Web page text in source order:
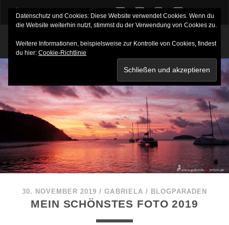
twitterfacebookinstagram
youtube
30. NOVEMBER 2019 /GABRIELA / BLOGPARADEN
MEIN SCHÖNSTES FOTO 2019
Datenschutz und Cookies: Diese Website verwendet Cookies. Wenn du
die Website weiterhin nutzt, stimmst du der Verwendung von Cookies zu.
Weitere Informationen, beispielsweise zur Kontrolle von Cookies, findest
du hier: Cookie-Richtlinie